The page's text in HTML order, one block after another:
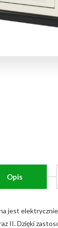
Opis
jest
II. Dzięki